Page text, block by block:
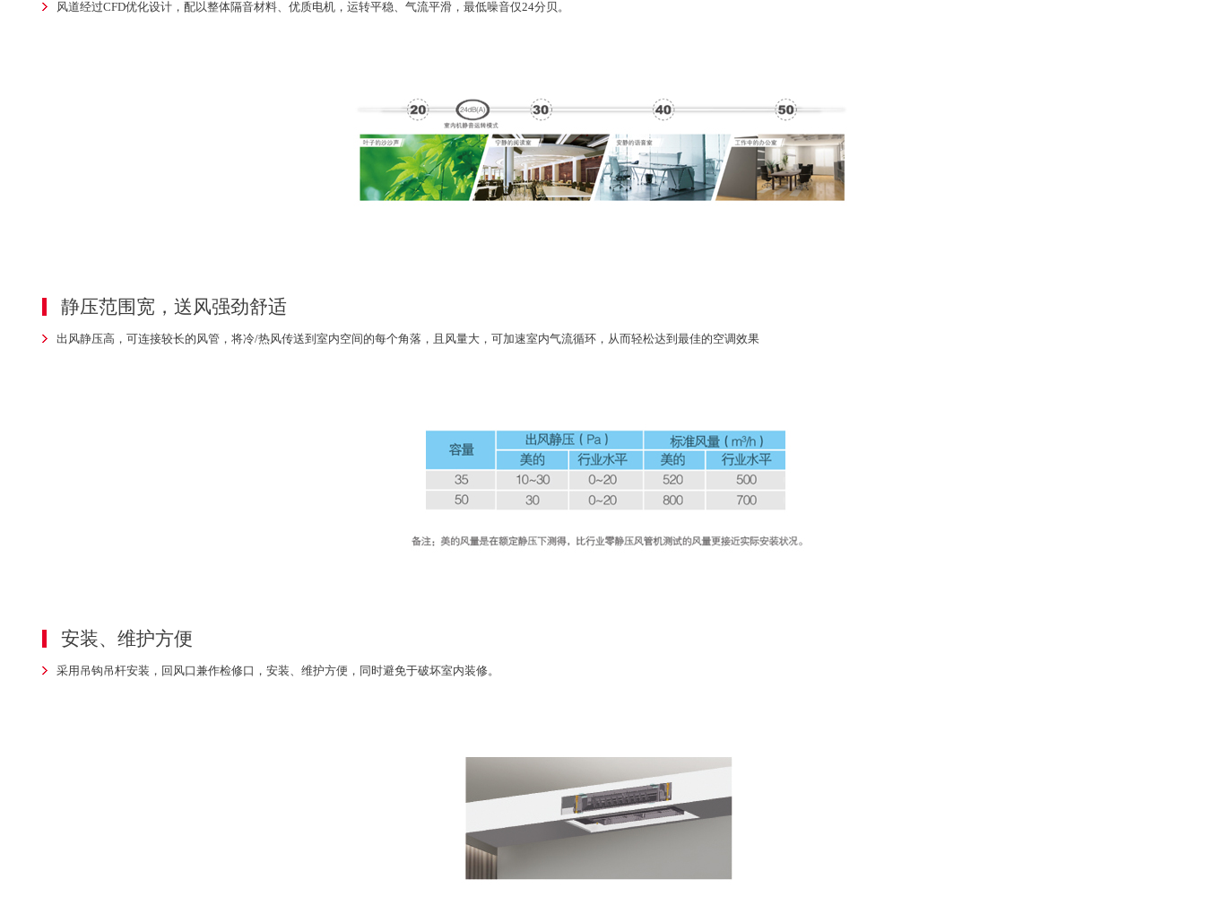
风道经过CFD优化设计，配以整体隔音材料、优质电机，运转平稳、气流平滑，最低噪音仅24分贝。
静压范围宽，送风强劲舒适
出风静压高，可连接较长的风管，将冷/热风传送到室内空间的每个角落，且风量大，可加速室内气流循环，从而轻松达到最佳的空调效果
安装、维护方便
采用吊钩吊杆安装，回风口兼作检修口，安装、维护方便，同时避免于破坏室内装修。